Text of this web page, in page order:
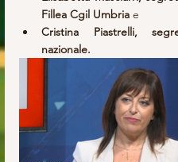
Fillea Cgil Umbria e
Cristina Piastrelli,
nazionale.